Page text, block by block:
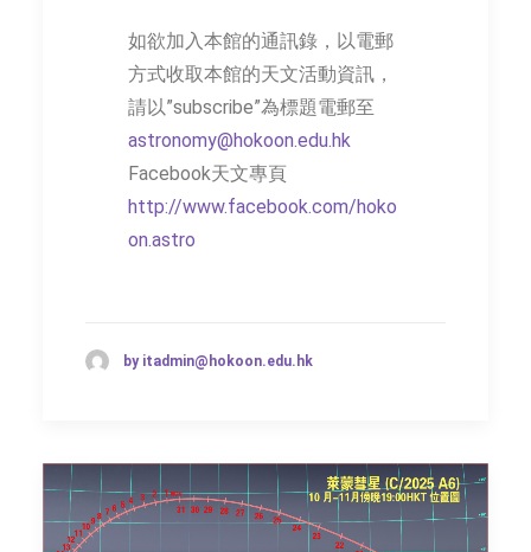
如欲加入本館的通訊錄，以電郵
方式收取本館的天文活動資訊，
請以”subscribe”為標題電郵至
astronomy@hokoon.edu.hk
Facebook天文專頁
http://www.facebook.com/hoko
on.astro
by itadmin@hokoon.edu.hk